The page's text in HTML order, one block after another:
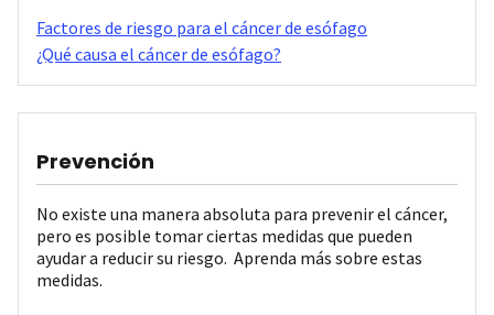
Factores de riesgo para el cáncer de esófago
¿Qué causa el cáncer de esófago?
Prevención
No existe una manera absoluta para prevenir el cáncer,
pero es posible tomar ciertas medidas que pueden
ayudar a reducir su riesgo. Aprenda más sobre estas
medidas.